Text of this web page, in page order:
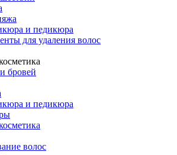
и педикюра
для удаления волос
бровей
и педикюра
волос